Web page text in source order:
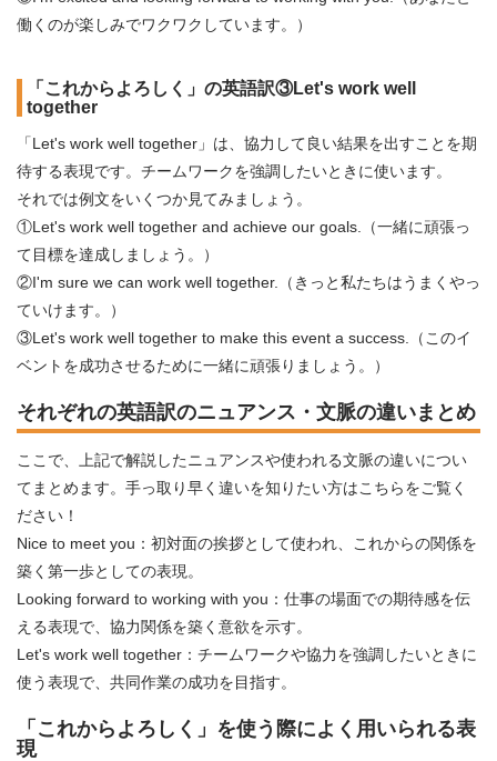
働くのが楽しみでワクワクしています。）
「これからよろしく」の英語訳③Let's work well
together
「Let's work well together」は、協力して良い結果を出すことを期
待する表現です。チームワークを強調したいときに使います。
それでは例文をいくつか見てみましょう。
①Let's work well together and achieve our goals.（一緒に頑張っ
て目標を達成しましょう。）
②I'm sure we can work well together.（きっと私たちはうまくやっ
ていけます。）
③Let's work well together to make this event a success.（このイ
ベントを成功させるために一緒に頑張りましょう。）
それぞれの英語訳のニュアンス・文脈の違いまとめ
ここで、上記で解説したニュアンスや使われる文脈の違いについ
てまとめます。手っ取り早く違いを知りたい方はこちらをご覧く
ださい！
Nice to meet you：初対面の挨拶として使われ、これからの関係を
築く第一歩としての表現。
Looking forward to working with you：仕事の場面での期待感を伝
える表現で、協力関係を築く意欲を示す。
Let's work well together：チームワークや協力を強調したいときに
使う表現で、共同作業の成功を目指す。
「これからよろしく」を使う際によく用いられる表
現